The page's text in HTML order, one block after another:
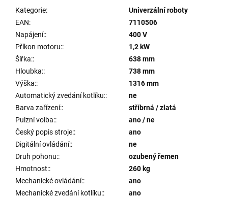
Kategorie:
Univerzální roboty
EAN:
7110506
Napájení::
400 V
Příkon motoru::
1,2 kW
Šířka::
638 mm
Hloubka::
738 mm
Výška::
1316 mm
Automatický zvedání kotlíku::
ne
Barva zařízení::
stříbrná / zlatá
Pulzní volba::
ano / ne
Český popis stroje::
ano
Digitální ovládání::
ne
Druh pohonu::
ozubený řemen
Hmotnost::
260 kg
Mechanické ovládání::
ano
Mechanické zvedání kotlíku::
ano